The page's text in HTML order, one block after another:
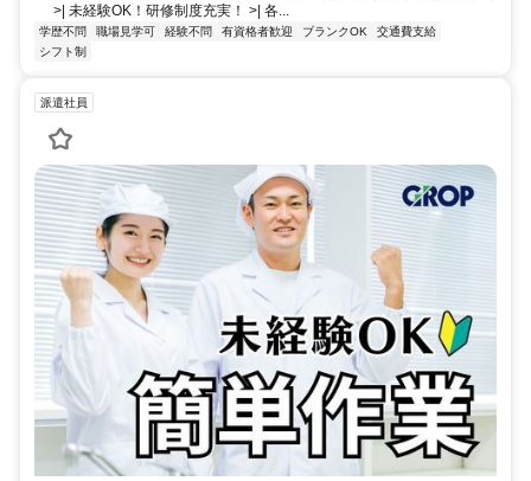
>| 未経験OK！研修制度充実！ >| 各...
学歴不問 職場見学可 経験不問 有資格者歓迎 ブランクOK
交通費支給
シフト制
派遣社員